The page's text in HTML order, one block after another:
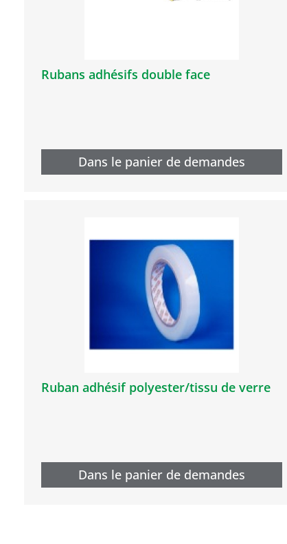
Rubans adhésifs double face
Dans le panier de demandes
Ruban adhésif polyester/tissu de verre
Dans le panier de demandes